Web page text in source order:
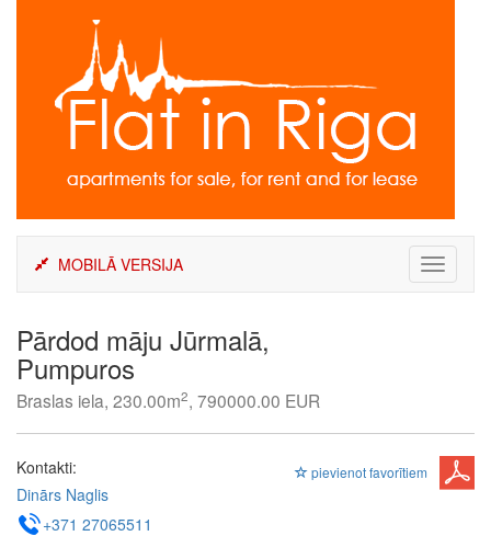
Toggle
MOBILĀ VERSIJA
Pārdod māju Jūrmalā,
Pumpuros
Braslas iela, 230.00m2, 790000.00 EUR
pievienot favorītiem
Kontakti:
Dinārs Naglis
+371 27065511